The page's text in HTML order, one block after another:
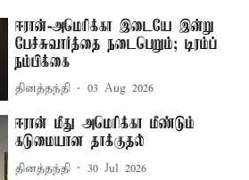
ஈரான்-அமெரிக்கா இடையே இன்று
பேச்சுவார்த்தை நடைபெறும்; டிரம்ப்
நம்பிக்கை
தினத்தந்தி 03 Aug 2026
ஈரான் மீது அமெரிக்கா மீண்டும்
கடுமையான தாக்குதல்
தினத்தந்தி 30 Jul 2026